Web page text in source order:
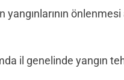
il genelinde yangın